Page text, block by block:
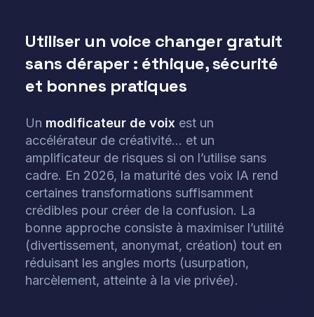
Utiliser un voice changer gratuit
sans déraper : éthique, sécurité
et bonnes pratiques
Un modificateur de voix est un
accélérateur de créativité… et un
amplificateur de risques si on l’utilise sans
cadre. En 2026, la maturité des voix IA rend
certaines transformations suffisamment
crédibles pour créer de la confusion. La
bonne approche consiste à maximiser l’utilité
(divertissement, anonymat, création) tout en
réduisant les angles morts (usurpation,
harcèlement, atteinte à la vie privée).